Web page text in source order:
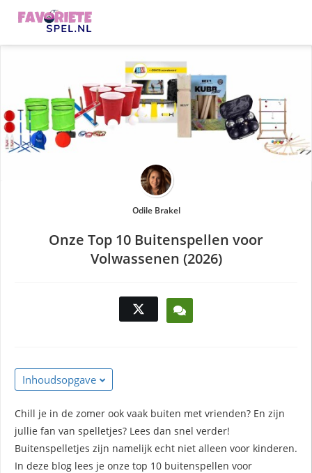
Odile Brakel
Onze Top 10 Buitenspellen voor
Volwassenen (2026)
Inhoudsopgave
Chill je in de zomer ook vaak buiten met vrienden? En zijn
jullie fan van spelletjes? Lees dan snel verder!
Buitenspelletjes zijn namelijk echt niet alleen voor kinderen.
In deze blog lees je onze top 10 buitenspellen voor